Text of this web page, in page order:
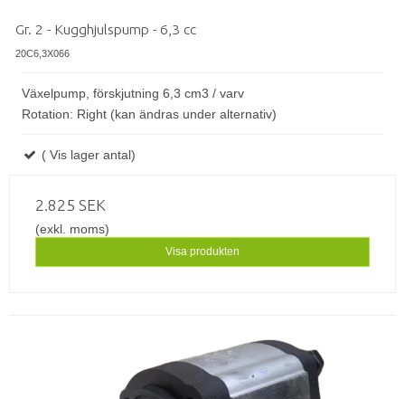
Gr. 2 - Kugghjulspump - 6,3 cc
20C6,3X066
Växelpump, förskjutning 6,3 cm3 / varv
Rotation: Right (kan ändras under alternativ)
( Vis lager antal)
2.825 SEK
(exkl. moms)
Visa produkten